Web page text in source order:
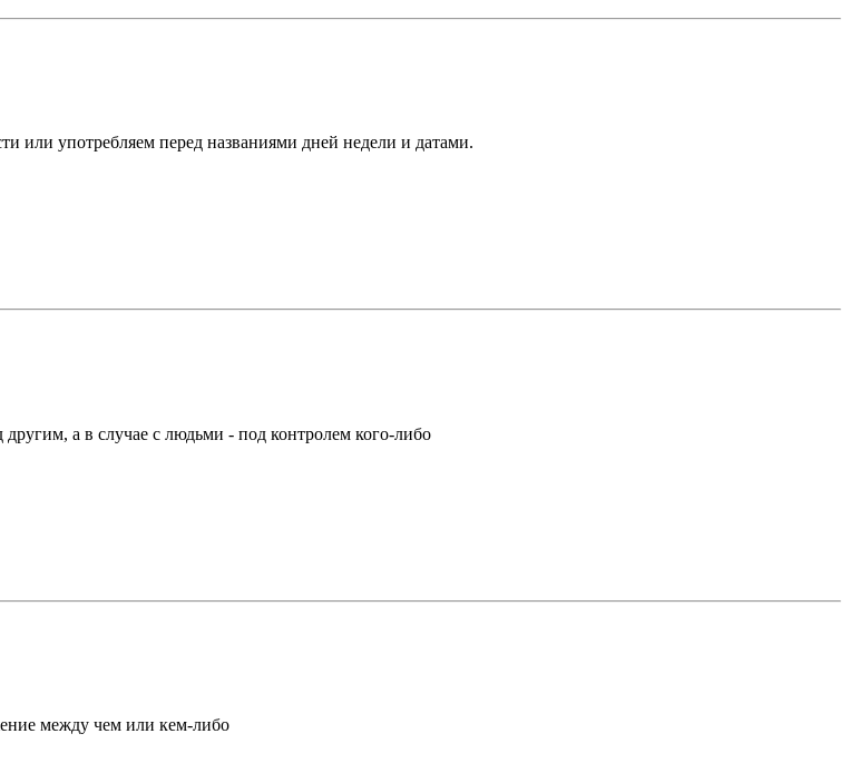
или употребляем перед названиями дней недели и датами.
а в случае c людьми - под контролем кого-либо
между чем или кем-либо